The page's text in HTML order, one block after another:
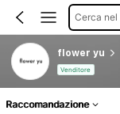
Cerca
flower yu
Venditore
Raccomandazione